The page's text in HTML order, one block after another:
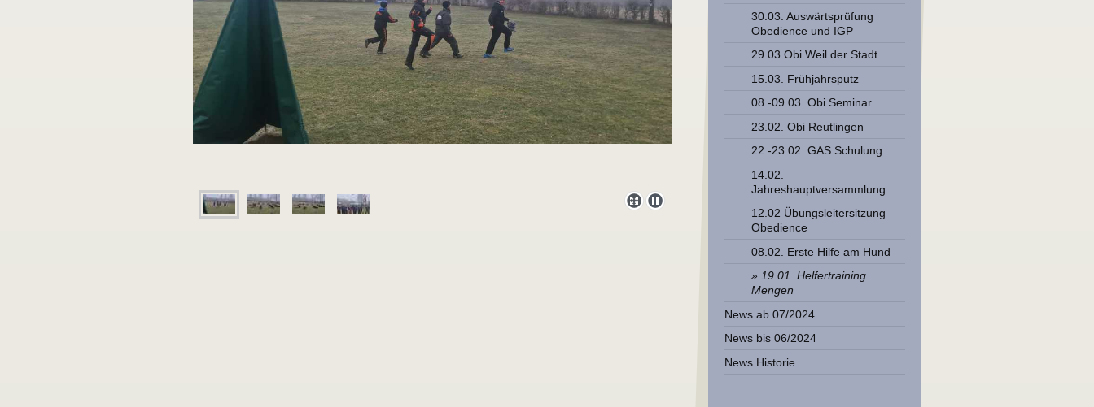
30.03. Auswärtsprüfung
Obedience und IGP
29.03 Obi Weil der Stadt
15.03. Frühjahrsputz
08.-09.03. Obi Seminar
23.02. Obi Reutlingen
22.-23.02. GAS Schulung
14.02.
Jahreshauptversammlung
12.02 Übungsleitersitzung
Obedience
08.02. Erste Hilfe am Hund
19.01. Helfertraining
Mengen
News ab 07/2024
News bis 06/2024
News Historie